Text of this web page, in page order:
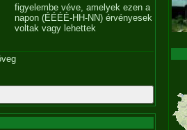
figyelembe véve, amelyek ezen a
napon (ÉÉÉÉ-HH-NN) érvényesek
voltak vagy lehettek